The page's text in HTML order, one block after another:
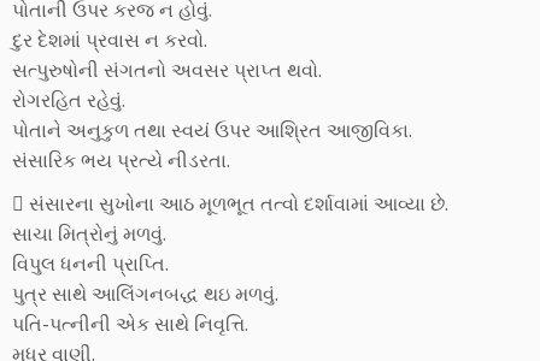
પોતાની ઉપર કરજ ન હોવું.
દુર દેશમાં પ્રવાસ ન કરવો.
સત્પુરુષોની સંગતનો અવસર પ્રાપ્ત થવો.
રોગરહિત રહેવું.
પોતાને અનુકુળ તથા સ્વયં ઉપર આશ્રિત આજીવિકા.
સંસારિક ભય પ્રત્યે નીડરતા.
 સંસારના સુખોના આઠ મૂળભૂત તત્વો દર્શાવામાં આવ્યા છે.
સાચા મિત્રોનું મળવું.
વિપુલ ધનની પ્રાપ્તિ.
પુત્ર સાથે આલિંગનબદ્ધ થઇ મળવું.
પતિ-પત્નીની એક સાથે નિવૃત્તિ.
મધુર વાણી.